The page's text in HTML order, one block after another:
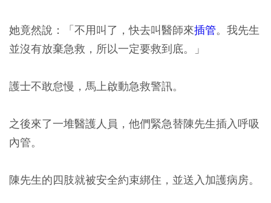
她竟然說：「不用叫了，快去叫醫師來插管。我先生
並沒有放棄急救，所以一定要救到底。」
護士不敢怠慢，馬上啟動急救警訊。
之後來了一堆醫護人員，他們緊急替陳先生插入呼吸
內管。
陳先生的四肢就被安全約束綁住，並送入加護病房。